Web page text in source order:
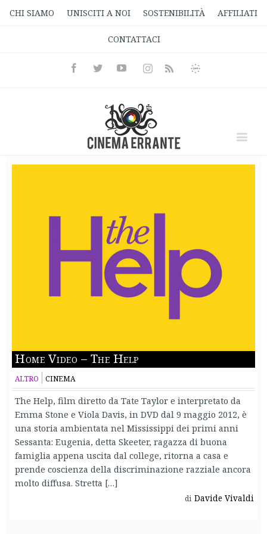
CHI SIAMO UNISCITI A NOI SOSTENIBILITÀ AFFILIATI
CONTATTACI
FacebookTwitterYoutubeInstagramRss
Informativa
Home Video – The Help
ALTRO CINEMA
The Help, film diretto da Tate Taylor e interpretato da
Emma Stone e Viola Davis, in DVD dal 9 maggio 2012, è
una storia ambientata nel Mississippi dei primi anni
Sessanta: Eugenia, detta Skeeter, ragazza di buona
famiglia appena uscita dal college, ritorna a casa e
prende coscienza della discriminazione razziale ancora
molto diffusa. Stretta […]
di Davide Vivaldi